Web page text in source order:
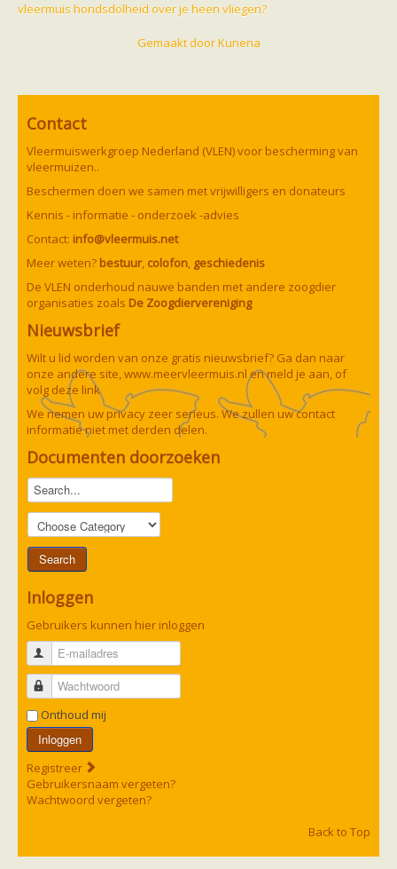
Handleidingen
Vlennieuwsbrief
rapporten
Video beelden
Forum
Naar het forum
vleermuis hondsdolheid over je heen vliegen?
Gemaakt doorKunena
Contact
Vleermuiswerkgroep Nederland (VLEN) voor bescherming van
vleermuizen..
Beschermen doen we samen met vrijwilligers en donateurs
Kennis - informatie - onderzoek -advies
Contact: info@vleermuis.net
Meer weten? bestuur, colofon, geschiedenis
De VLEN onderhoud nauwe banden met andere zoogdier
organisaties zoals De Zoogdiervereniging
Nieuwsbrief
Wilt u lid worden van onze gratis nieuwsbrief? Ga dan naar
onze andere site,www.meervleermuis.nlen meld je aan, of
volg deze link
We nemen uw privacy zeer serieus. We zullen uw contact
informatie niet met derden delen.
Documenten doorzoeken
Inloggen
Gebruikers kunnen hier inloggen
E-mailadres
Wachtwoord
Onthoud mij
Inloggen
Registreer
Gebruikersnaam vergeten?
Wachtwoord vergeten?
Back to Top